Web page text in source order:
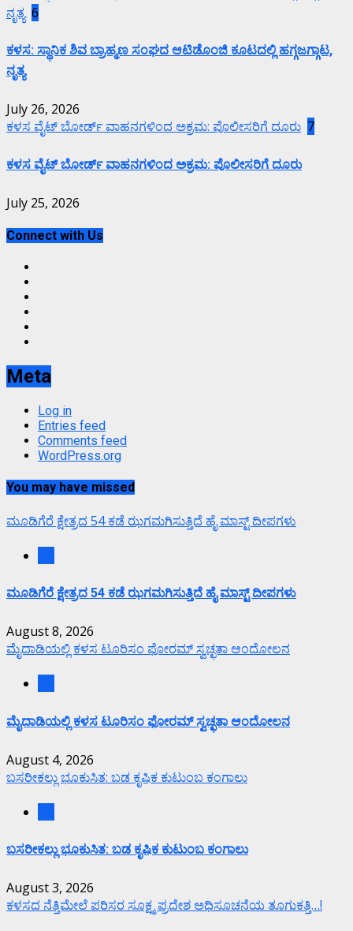
ನೃತ್ಯ 6
ಕಳಸ: ಸ್ಥಾನಿಕ ಶಿವ ಬ್ರಾಹ್ಮಣ ಸಂಘದ ಆಟಿಡೊಂಜಿ ಕೂಟದಲ್ಲಿ ಹಗ್ಗಜಗ್ಗಾಟ,
ನೃತ್ಯ
July 26, 2026
ಕಳಸ ವೈಟ್ ಬೋರ್ಡ್ ವಾಹನಗಳಿಂದ ಅಕ್ರಮ: ಪೊಲೀಸರಿಗೆ ದೂರು 7
ಕಳಸ ವೈಟ್ ಬೋರ್ಡ್ ವಾಹನಗಳಿಂದ ಅಕ್ರಮ: ಪೊಲೀಸರಿಗೆ ದೂರು
July 25, 2026
Connect with Us
Meta
Log in
Entries feed
Comments feed
WordPress.org
You may have missed
ಮೂಡಿಗೆರೆ ಕ್ಷೇತ್ರದ 54 ಕಡೆ ಝಗಮಗಿಸುತ್ತಿದೆ ಹೈ ಮಾಸ್ಟ್ ದೀಪಗಳು
ಮೂಡಿಗೆರೆ ಕ್ಷೇತ್ರದ 54 ಕಡೆ ಝಗಮಗಿಸುತ್ತಿದೆ ಹೈ ಮಾಸ್ಟ್ ದೀಪಗಳು
August 8, 2026
ಮೈದಾಡಿಯಲ್ಲಿ ಕಳಸ ಟೂರಿಸಂ ಫೋರಮ್ ಸ್ವಚ್ಛತಾ ಆಂದೋಲನ
ಮೈದಾಡಿಯಲ್ಲಿ ಕಳಸ ಟೂರಿಸಂ ಫೋರಮ್ ಸ್ವಚ್ಛತಾ ಆಂದೋಲನ
August 4, 2026
ಬಸರೀಕಲ್ಲು ಭೂಕುಸಿತ: ಬಡ ಕೃಷಿಕ ಕುಟುಂಬ ಕಂಗಾಲು
ಬಸರೀಕಲ್ಲು ಭೂಕುಸಿತ: ಬಡ ಕೃಷಿಕ ಕುಟುಂಬ ಕಂಗಾಲು
August 3, 2026
ಕಳಸದ ನೆತ್ತಿಮೇಲೆ ಪರಿಸರ ಸೂಕ್ಷ್ಮ ಪ್ರದೇಶ ಅಧಿಸೂಚನೆಯ ತೂಗುಕತ್ತಿ…!